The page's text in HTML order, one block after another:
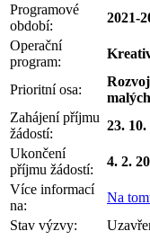
Programové
období:
2021-
Operační
program:
Prioritní osa:
Zahájení příjmu
žádostí:
23. 10.
Ukončení
příjmu žádostí:
4. 2.
Více informací
na:
Na
Stav výzvy: